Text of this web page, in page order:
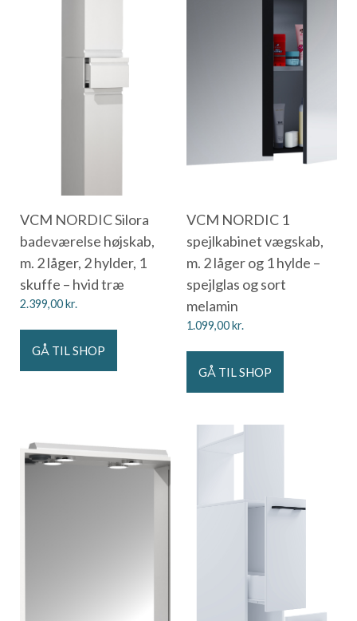
VCM NORDIC Silora
badeværelse højskab,
m. 2 låger, 2 hylder, 1
skuffe – hvid træ
2.399,00kr.
GÅ TIL SHOP
VCM NORDIC 1
spejlkabinet vægskab,
m. 2 låger og 1 hylde –
spejlglas og sort
melamin
1.099,00kr.
GÅ TIL SHOP